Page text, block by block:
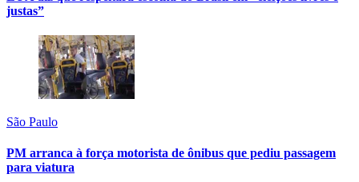
justas”
São Paulo
PM arranca à força motorista de ônibus que pediu passagem
para viatura